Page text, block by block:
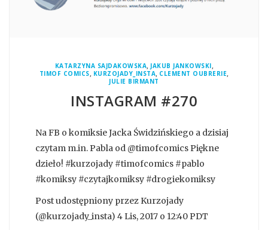
KATARZYNA SAJDAKOWSKA, JAKUB JANKOWSKI,
TIMOF COMICS, KURZOJADY_INSTA, CLEMENT OUBRERIE,
JULIE BIRMANT
INSTAGRAM #270
Na FB o komiksie Jacka Świdzińskiego a dzisiaj
czytam m.in. Pabla od @timofcomics Piękne
dzieło! #kurzojady #timofcomics #pablo
#komiksy #czytajkomiksy #drogiekomiksy
Post udostępniony przez Kurzojady
(@kurzojady_insta) 4 Lis, 2017 o 12:40 PDT